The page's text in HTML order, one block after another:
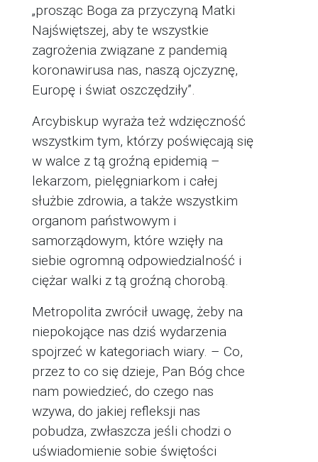
„prosząc Boga za przyczyną Matki
Najświętszej, aby te wszystkie
zagrożenia związane z pandemią
koronawirusa nas, naszą ojczyznę,
Europę i świat oszczędziły”.
Arcybiskup wyraża też wdzięczność
wszystkim tym, którzy poświęcają się
w walce z tą groźną epidemią –
lekarzom, pielęgniarkom i całej
służbie zdrowia, a także wszystkim
organom państwowym i
samorządowym, które wzięły na
siebie ogromną odpowiedzialność i
ciężar walki z tą groźną chorobą.
Metropolita zwrócił uwagę, żeby na
niepokojące nas dziś wydarzenia
spojrzeć w kategoriach wiary. – Co,
przez to co się dzieje, Pan Bóg chce
nam powiedzieć, do czego nas
wzywa, do jakiej refleksji nas
pobudza, zwłaszcza jeśli chodzi o
uświadomienie sobie świętości